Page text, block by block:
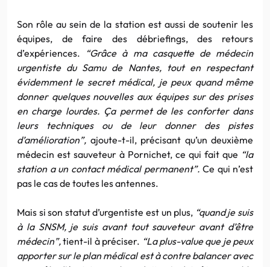
Son rôle au sein de la station est aussi de soutenir les
équipes, de faire des débriefings, des retours
d’expériences.
“Grâce à ma casquette de médecin
urgentiste du Samu de Nantes, tout en respectant
évidemment le secret médical, je peux quand même
donner quelques nouvelles aux équipes sur des prises
en charge lourdes. Ça permet de les conforter dans
leurs techniques ou de leur donner des pistes
d’amélioration”, ajoute-t-il, précisant qu’un deuxième
médecin est sauveteur à Pornichet, ce qui fait que “la
station a un contact médical permanent”. Ce qui n’est
pas le cas de toutes les antennes.
Mais si son statut d’urgentiste est un plus, “quand je suis
à la SNSM, je suis avant tout sauveteur avant d’être
médecin”,tient-il à préciser. “La plus-value que je peux
apporter sur le plan médical est à contre balancer avec